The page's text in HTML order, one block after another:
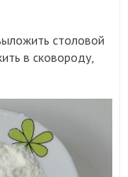
столовой
в сковороду,